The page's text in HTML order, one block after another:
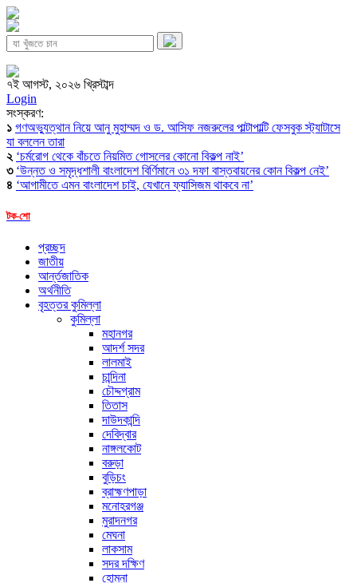
৭ই আগস্ট, ২০২৬ খ্রিস্টাব্দ
Login
সংস্করণ:
১ গণঅভ্যুত্থান নিয়ে আনু মুহাম্মদ ও ড. আসিফ নজরুলের পাল্টাপাল্টি ফেসবুক স্ট্যাটাসে
যা বললেন তারা
২ ‘চর্মরোগ থেকে বাঁচতে নিয়মিত গোসলের কোনো বিকল্প নাই’
৩ ‘উন্নত ও সমৃদ্ধশালী বাংলাদেশ বির্ণিমানে ৩১ দফা বাস্তবায়নের কোন বিকল্প নেই’
৪ ‘আগামীতে এমন বাংলাদেশ চাই, যেখানে ফ্যাসিজম থাকবে না’
টক-শো
প্রচ্ছদ
জাতীয়
আর্ন্তজাতিক
অর্থনীতি
বৃহত্তর কুমিল্লা
কুমিল্লা
মহানগর
আদর্শ সদর
লালমাই
চান্দিনা
চৌদ্দগ্রাম
তিতাস
দাউদকান্দি
দেবিদ্বার
নাঙ্গলকোট
বরুড়া
বুড়িচং
ব্রাহ্মণপাড়া
মনোহরগঞ্জ
মুরাদনগর
মেঘনা
লাকসাম
সদর দক্ষিণ
হোমনা